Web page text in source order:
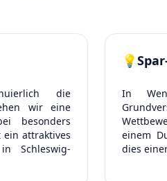
die
wir eine
besonders
attraktives
Schleswig-
💡
In
einem
dies